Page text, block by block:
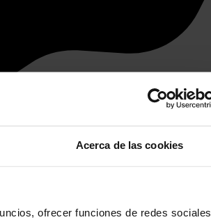
Acerca de las cookies
ofrecer funciones de redes sociales